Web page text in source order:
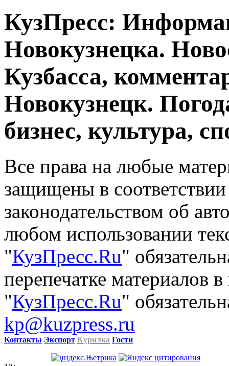
КузПресс:
Новокузнецка.
Кузбасса,
Новокузнецк.
бизнес, культура,
Все права на любые
защищены в
законодательством об
любом использовании
"КузПресс.Ru"
перепечатке материалов
"КузПресс.Ru"
kp@kuzpress.ru
Контакты Экспорт Курилка Гости